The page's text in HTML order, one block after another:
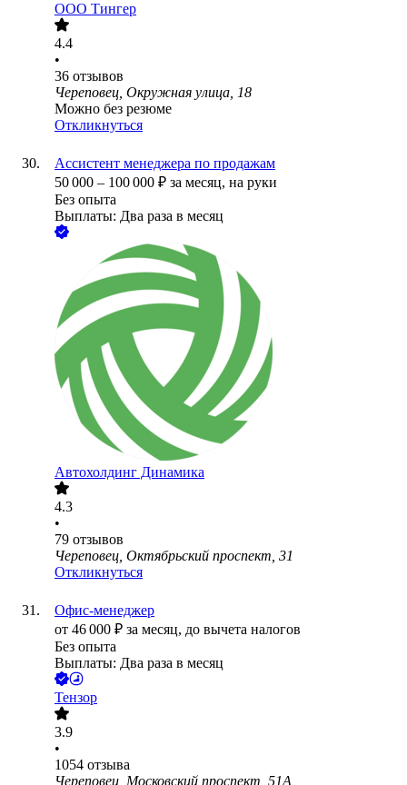
ООО Тингер
4.4
•
36 отзывов
Череповец, Окружная улица, 18
Можно без резюме
Откликнуться
Ассистент менеджера по продажам
50 000 – 100 000 ₽ за месяц, на руки
Без опыта
Выплаты: Два раза в месяц
Автохолдинг Динамика
4.3
•
79 отзывов
Череповец, Октябрьский проспект, 31
Откликнуться
Офис-менеджер
от 46 000 ₽ за месяц, до вычета налогов
Без опыта
Выплаты: Два раза в месяц
Тензор
3.9
•
1054 отзыва
Череповец, Московский проспект, 51А